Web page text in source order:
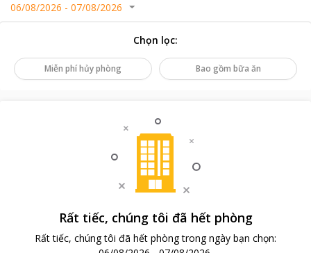
06/08/2026 - 07/08/2026
Chọn lọc:
Miễn phí hủy phòng Bao gồm bữa ăn
Rất tiếc, chúng tôi đã hết phòng
Rất tiếc, chúng tôi đã hết phòng trong ngày bạn chọn: